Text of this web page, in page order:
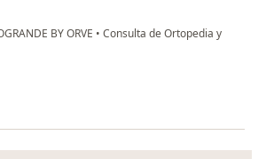
BY ORVE • Consulta de Ortopedia y
Cristian Hurtado